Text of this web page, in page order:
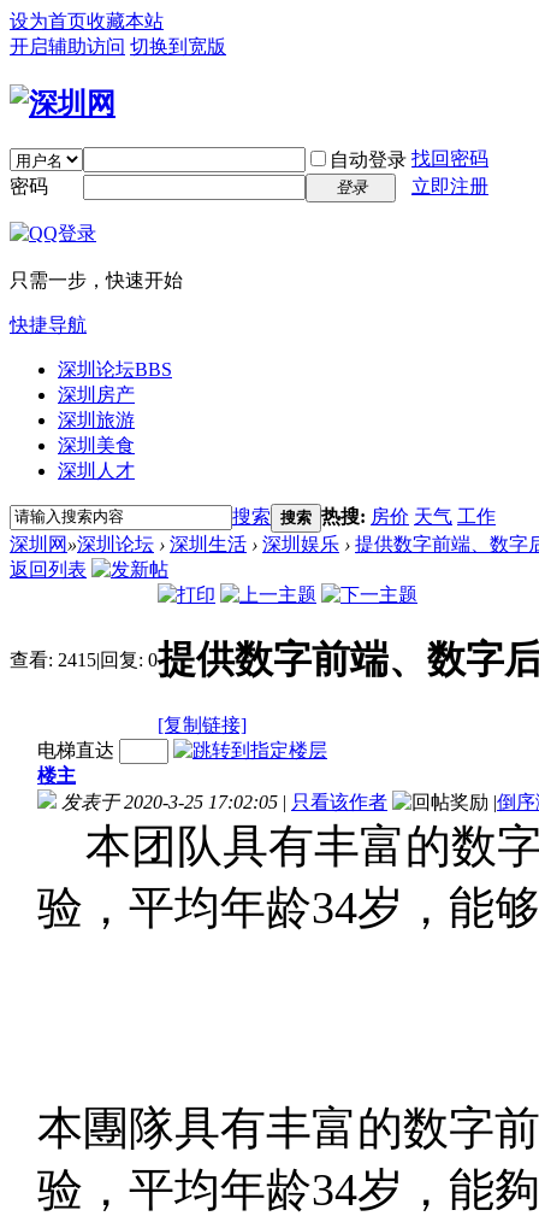
设为首页收藏本站
开启辅助访问 切换到宽版
自动登录 找回密码
密码
登录 立即注册
只需一步，快速开始
快捷导航
深圳论坛BBS
深圳房产
深圳旅游
深圳美食
深圳人才
搜索 搜索 热搜: 房价 天气 工作
深圳网 »深圳论坛 › 深圳生活 › 深圳娱乐 › 提供数字前端、数字
返回列表
查看: 2415|回复: 0提供数字前端、数字
[复制链接]
电梯直达
楼主
发表于 2020-3-25 17:02:05 | 只看该作者 |倒
本团队具有丰富的数
验，平均年龄34岁，能
本團隊具有丰富的数字
验，平均年龄34岁，能